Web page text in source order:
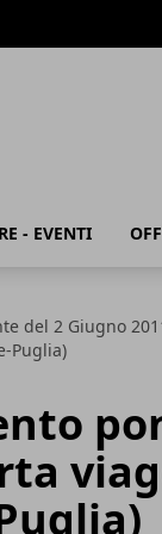
- EVENTI
del 2 Giugno
Puglia)